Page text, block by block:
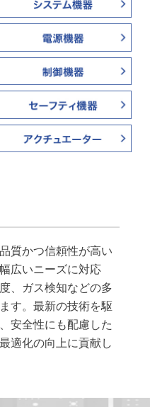
質かつ信頼性が高い
広いニーズに対応
、ガス検知などの多
す。最新の技術を駆
安全性にも配慮した
適化の向上に貢献し